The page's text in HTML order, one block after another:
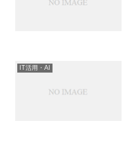
IT活用・AI